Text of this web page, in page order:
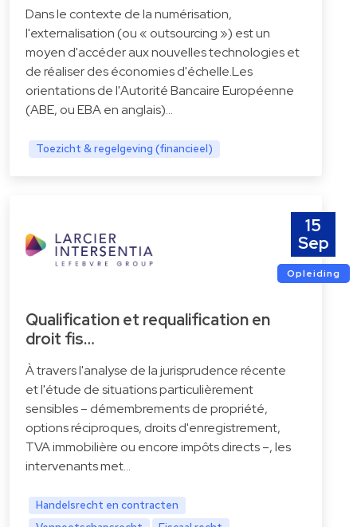
Dans le contexte de la numérisation,
l'externalisation (ou « outsourcing ») est un
moyen d'accéder aux nouvelles technologies et
de réaliser des économies d'échelle.Les
orientations de l'Autorité Bancaire Européenne
(ABE, ou EBA en anglais)…
Toezicht & regelgeving (financieel)
15
Sep
Opleiding
Qualification et requalification en
droit fis…
À travers l'analyse de la jurisprudence récente
et l'étude de situations particulièrement
sensibles – démembrements de propriété,
options réciproques, droits d'enregistrement,
TVA immobilière ou encore impôts directs –, les
intervenants met…
Handelsrecht en contracten